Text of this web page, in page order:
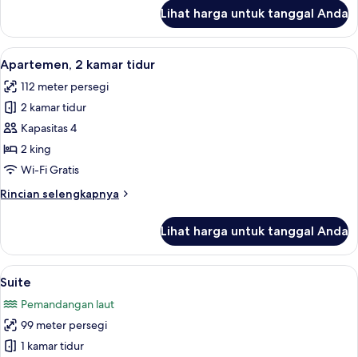
Suite
Junior
Lihat harga untuk tanggal Anda
Lihat
semua
foto
untuk
Apartemen,
2
kamar
Apartemen, 2 kamar tidur | Minibar,
7
Apartemen, 2 kamar tidur
112 meter persegi
2 kamar tidur
Kapasitas 4
2 king
Wi-Fi Gratis
Rincian selengkapnya
Rincian
Apartemen,
kamar
Lihat harga untuk tanggal Anda
Lihat
semua
foto
untuk
Suite
Suite | Minibar, brankas, meja kerja,
7
Suite
Pemandangan laut
99 meter persegi
1 kamar tidur